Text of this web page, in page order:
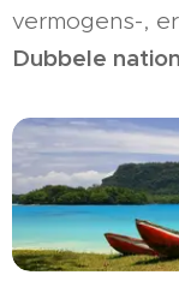
vermogens-,
Dubbele